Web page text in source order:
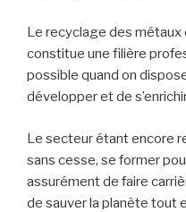
Le recyclage des métaux
constitue une filière
possible quand on
développer et de
Le secteur étant encore
sans cesse, se former
assurément de faire
de sauver la planète tout